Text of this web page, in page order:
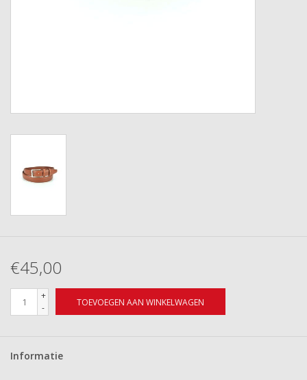
€45,00
+
-
TOEVOEGEN AAN WINKELWAGEN
Informatie